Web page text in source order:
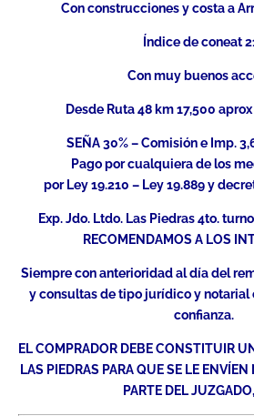
Con construcciones y costa a
Índice de coneat
Con muy buenos
Desde Ruta 48 km 17,500
SEÑA 30% – Comisión e Imp.
Pago por cualquiera de los
por Ley 19.210 – Ley 19.889 y
Exp. Jdo. Ltdo. Las Piedras 4to.
RECOMENDAMOS A LOS
Siempre con anterioridad al día del
y consultas de tipo jurídico y notarial
confianza.
EL COMPRADOR DEBE CONSTITUIR
LAS PIEDRAS PARA QUE SE LE
PARTE DEL